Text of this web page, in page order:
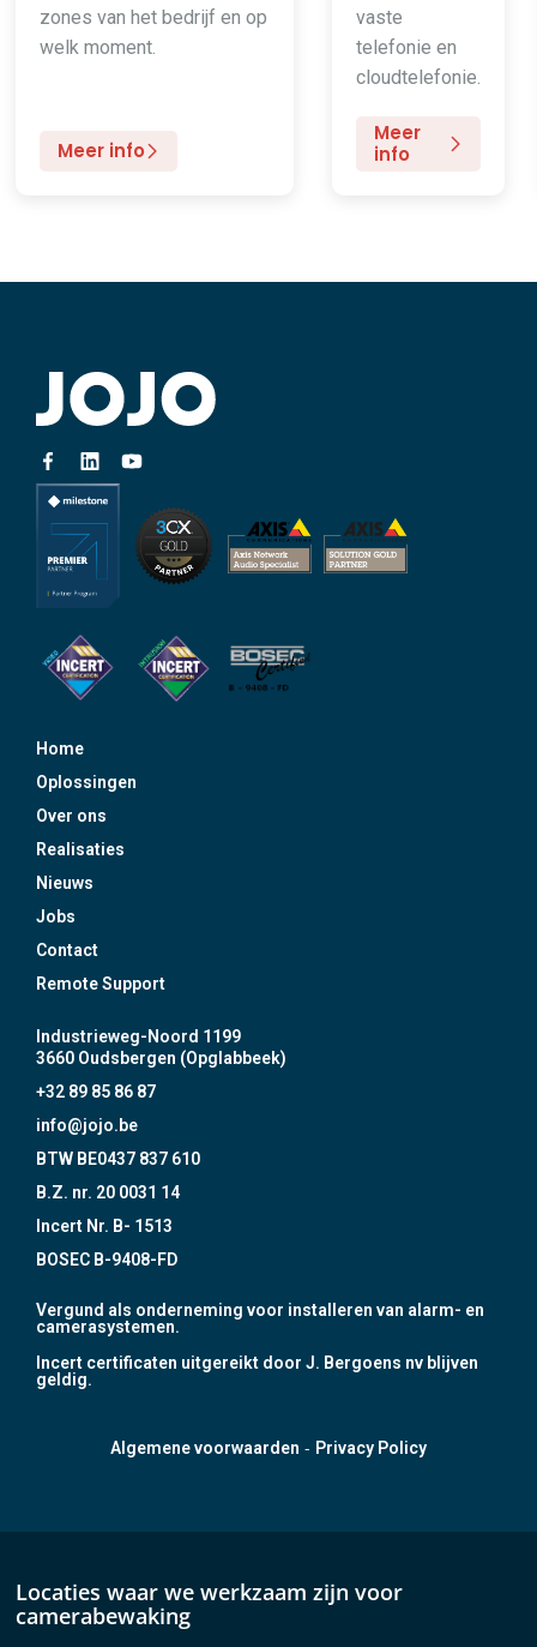
zones van het bedrijf en op
welk moment.
Meer info
vaste
telefonie en
cloudtelefonie.
Meer
info
Home
Oplossingen
Over ons
Realisaties
Nieuws
Jobs
Contact
Remote Support
Industrieweg-Noord 1199
3660 Oudsbergen (Opglabbeek)
+32 89 85 86 87
info@jojo.be
BTW BE0437 837 610
B.Z. nr. 20 0031 14
Incert Nr. B- 1513
BOSEC B-9408-FD
Vergund als onderneming voor installeren van alarm- en
camerasystemen.
Incert certificaten uitgereikt door J. Bergoens nv blijven
geldig.
Algemene voorwaarden - Privacy Policy
Locaties waar we werkzaam zijn voor
camerabewaking